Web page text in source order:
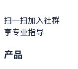
扫一扫加入社群
享专业指导
产品